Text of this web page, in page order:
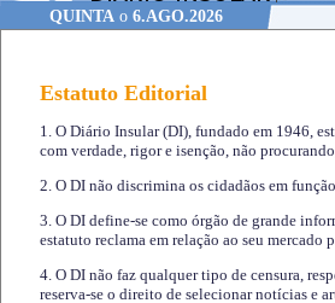
QUINTAo 6.AGO.2026
Estatuto Editorial
1. O Diário Insular (DI), fundado em 1946,
com verdade, rigor e isenção, não
2. O DI não discrimina os cidadãos em
3. O DI define-se como órgão de grande
estatuto reclama em relação ao seu mercado
4. O DI não faz qualquer tipo de censura,
reserva-se o direito de selecionar notícias e